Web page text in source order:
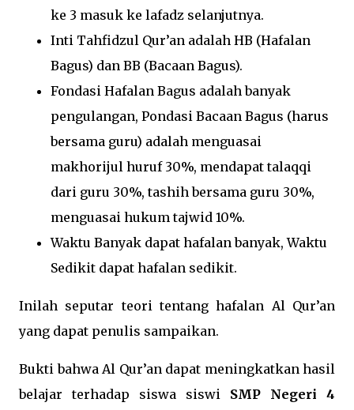
ke 3 masuk ke lafadz selanjutnya.
Inti Tahfidzul Qur’an adalah HB (Hafalan
Bagus) dan BB (Bacaan Bagus).
Fondasi Hafalan Bagus adalah banyak
pengulangan, Pondasi Bacaan Bagus (harus
bersama guru) adalah menguasai
makhorijul huruf 30%, mendapat talaqqi
dari guru 30%, tashih bersama guru 30%,
menguasai hukum tajwid 10%.
Waktu Banyak dapat hafalan banyak, Waktu
Sedikit dapat hafalan sedikit.
Inilah seputar teori tentang hafalan Al Qur’an
yang dapat penulis sampaikan.
Bukti bahwa Al Qur’an dapat meningkatkan hasil
belajar terhadap siswa siswi SMP Negeri 4